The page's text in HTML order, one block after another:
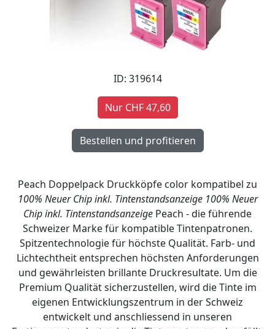
ID: 319614
Nur CHF 47,60
Peach Doppelpack Druckköpfe color kompatibel zu
100% Neuer Chip inkl. Tintenstandsanzeige 100% Neuer
Chip inkl. Tintenstandsanzeige Peach - die führende
Schweizer Marke für kompatible Tintenpatronen.
Spitzentechnologie für höchste Qualität. Farb- und
Lichtechtheit entsprechen höchsten Anforderungen
und gewährleisten brillante Druckresultate. Um die
Premium Qualität sicherzustellen, wird die Tinte im
eigenen Entwicklungszentrum in der Schweiz
entwickelt und anschliessend in unseren